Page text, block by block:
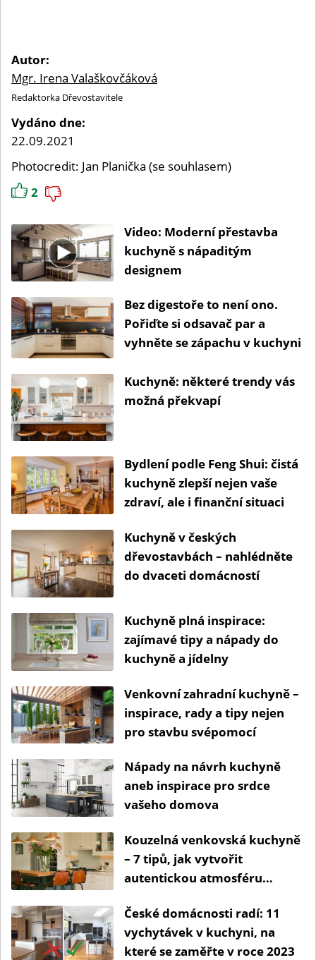
Autor:
Mgr. Irena Valaškovčáková
Redaktorka Dřevostavitele
Vydáno dne:
22.09.2021
Photocredit: Jan Planička (se souhlasem)
2
Video: Moderní přestavba
kuchyně s nápaditým
designem
Bez digestoře to není ono.
Pořiďte si odsavač par a
vyhněte se zápachu v kuchyni
Kuchyně: některé trendy vás
možná překvapí
Bydlení podle Feng Shui: čistá
kuchyně zlepší nejen vaše
zdraví, ale i finanční situaci
Kuchyně v českých
dřevostavbách – nahlédněte
do dvaceti domácností
Kuchyně plná inspirace:
zajímavé tipy a nápady do
kuchyně a jídelny
Venkovní zahradní kuchyně –
inspirace, rady a tipy nejen
pro stavbu svépomocí
Nápady na návrh kuchyně
aneb inspirace pro srdce
vašeho domova
Kouzelná venkovská kuchyně
– 7 tipů, jak vytvořit
autentickou atmosféru
České domácnosti radí: 11
vychytávek v kuchyni, na
které se zaměřte v roce 2023